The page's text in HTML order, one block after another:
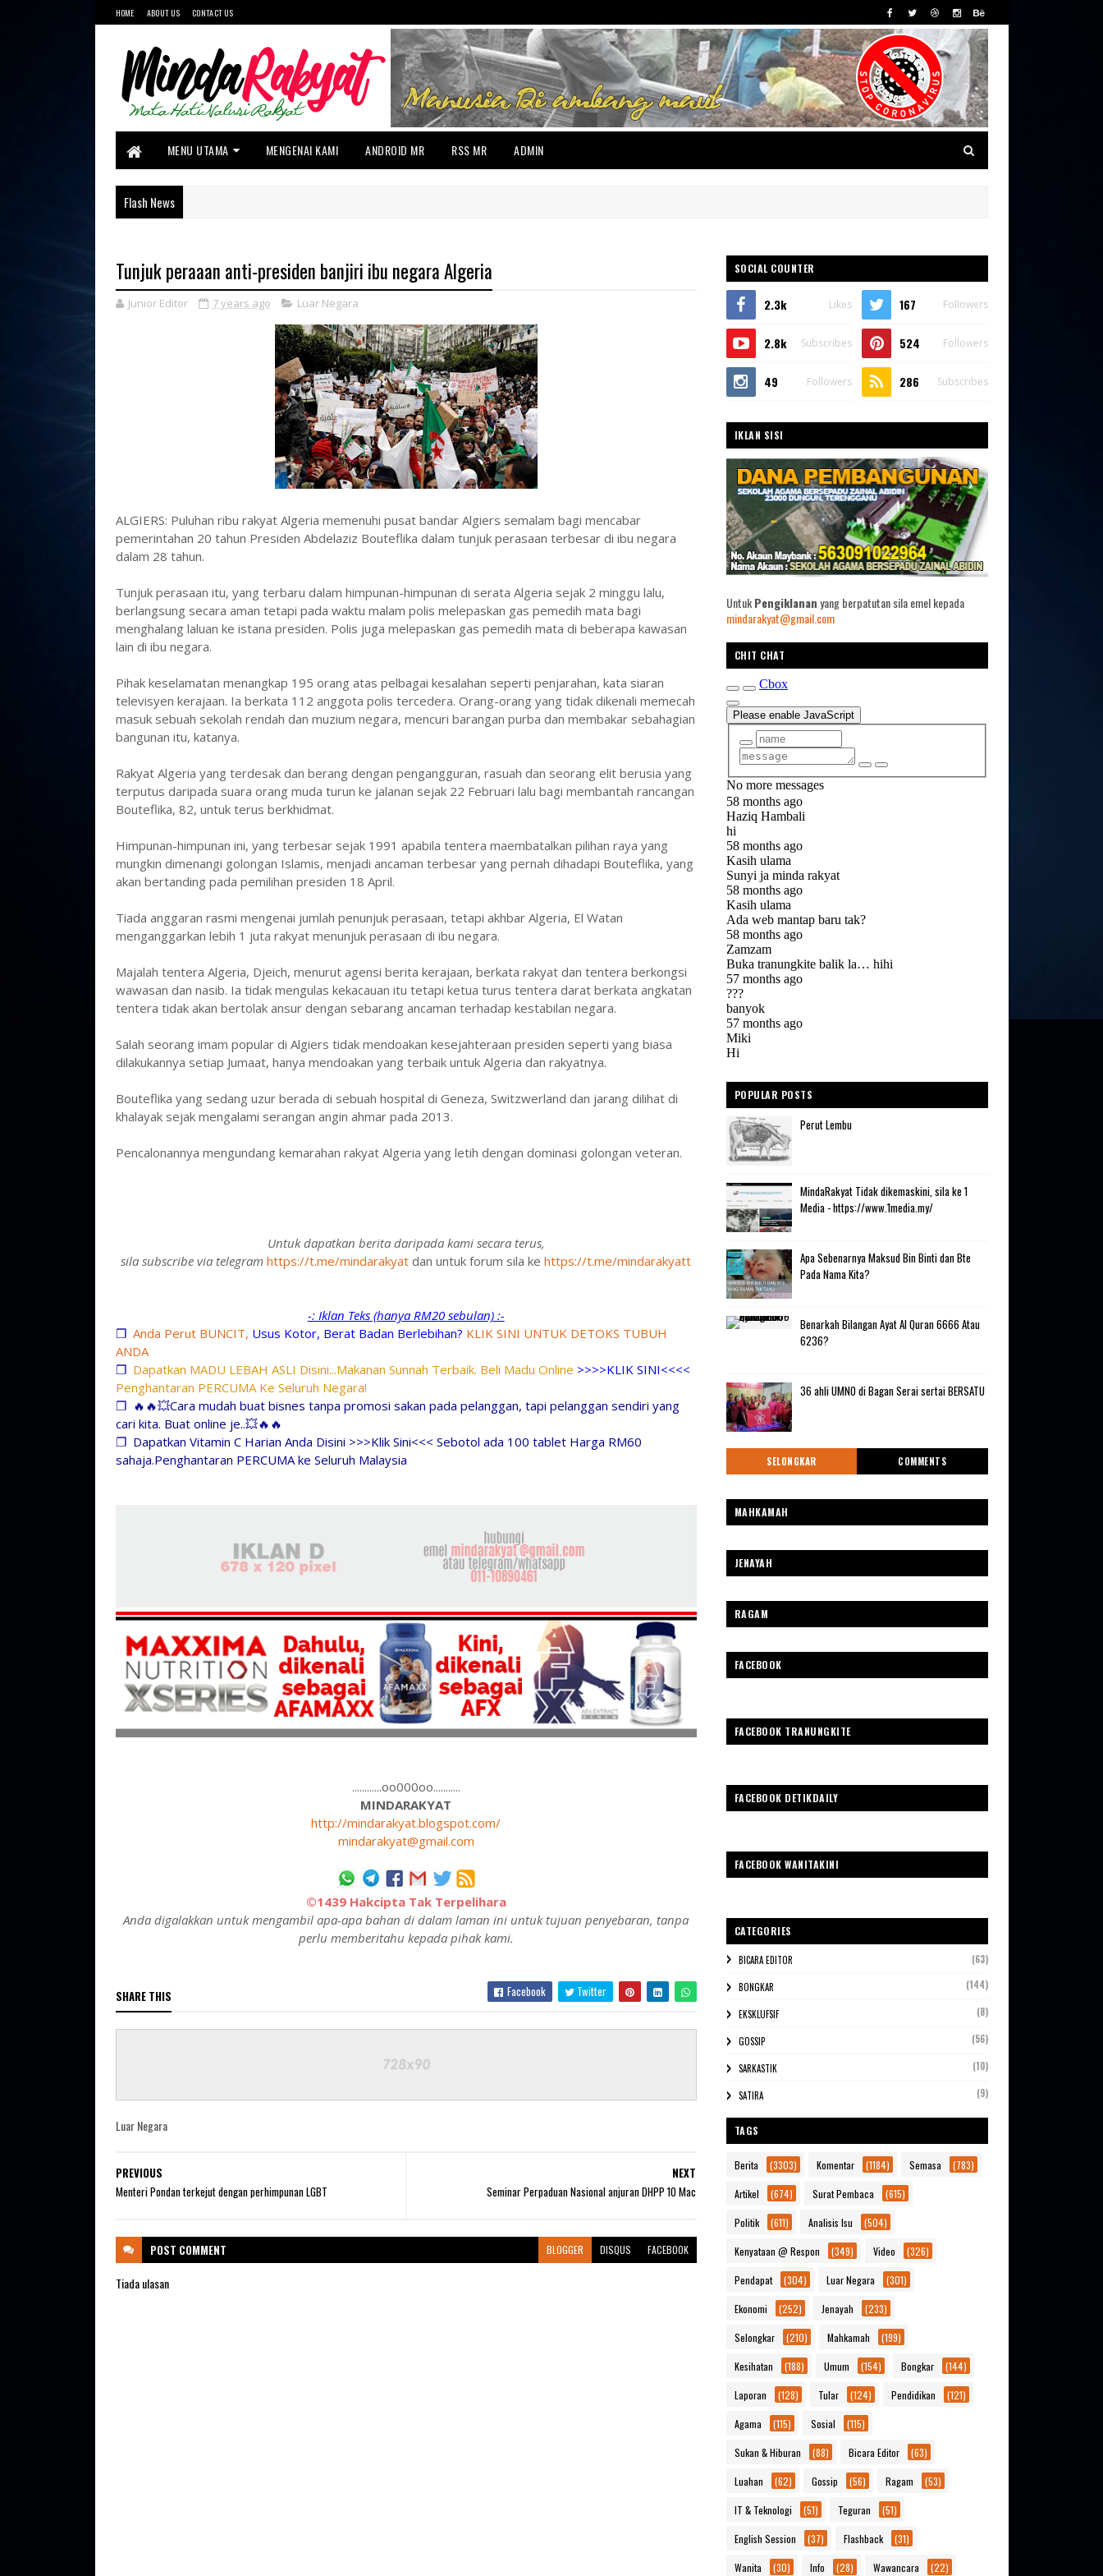
HOME ABOUT US CONTACT US
MENU UTAMA MENGENAI KAMI ANDROID MR RSS MR ADMIN
Flash News
Tunjuk peraaan anti-presiden banjiri ibu negara Algeria
Junior Editor 7 years ago Luar Negara
ALGIERS: Puluhan ribu rakyat Algeria memenuhi pusat bandar Algiers semalam bagi mencabar
pemerintahan 20 tahun Presiden Abdelaziz Bouteflika dalam tunjuk perasaan terbesar di ibu negara
dalam 28 tahun.
Tunjuk perasaan itu, yang terbaru dalam himpunan-himpunan di serata Algeria sejak 2 minggu lalu,
berlangsung secara aman tetapi pada waktu malam polis melepaskan gas pemedih mata bagi
menghalang laluan ke istana presiden. Polis juga melepaskan gas pemedih mata di beberapa kawasan
lain di ibu negara.
Pihak keselamatan menangkap 195 orang atas pelbagai kesalahan seperti penjarahan, kata siaran
televisyen kerajaan. Ia berkata 112 anggota polis tercedera. Orang-orang yang tidak dikenali memecah
masuk sebuah sekolah rendah dan muzium negara, mencuri barangan purba dan membakar sebahagian
bangunan itu, katanya.
Rakyat Algeria yang terdesak dan berang dengan pengangguran, rasuah dan seorang elit berusia yang
terputus daripada suara orang muda turun ke jalanan sejak 22 Februari lalu bagi membantah rancangan
Bouteflika, 82, untuk terus berkhidmat.
Himpunan-himpunan ini, yang terbesar sejak 1991 apabila tentera maembatalkan pilihan raya yang
mungkin dimenangi golongan Islamis, menjadi ancaman terbesar yang pernah dihadapi Bouteflika, yang
akan bertanding pada pemilihan presiden 18 April.
Tiada anggaran rasmi mengenai jumlah penunjuk perasaan, tetapi akhbar Algeria, El Watan
menganggarkan lebih 1 juta rakyat menunjuk perasaan di ibu negara.
Majalah tentera Algeria, Djeich, menurut agensi berita kerajaan, berkata rakyat dan tentera berkongsi
wawasan dan nasib. Ia tidak mengulas kekacauan itu tetapi ketua turus tentera darat berkata angkatan
tentera tidak akan bertolak ansur dengan sebarang ancaman terhadap kestabilan negara.
Salah seorang imam popular di Algiers tidak mendoakan kesejahteraan presiden seperti yang biasa
dilakukannya setiap Jumaat, hanya mendoakan yang terbaik untuk Algeria dan rakyatnya.
Bouteflika yang sedang uzur berada di sebuah hospital di Geneza, Switzwerland dan jarang dilihat di
khalayak sejak mengalami serangan angin ahmar pada 2013.
Pencalonannya mengundang kemarahan rakyat Algeria yang letih dengan dominasi golongan veteran.
Untuk dapatkan berita daripada kami secara terus,
sila subscribe via telegram https://t.me/mindarakyat dan untuk forum sila kehttps://t.me/mindarakyatt
-: Iklan Teks (hanya RM20 sebulan) :-
❐ Anda Perut BUNCIT, Usus Kotor, Berat Badan Berlebihan? KLIK SINI UNTUK DETOKS TUBUH
ANDA
❐ Dapatkan MADU LEBAH ASLI Disini...Makanan Sunnah Terbaik. Beli Madu Online >>>>KLIK SINI<<<<
Penghantaran PERCUMA Ke Seluruh Negara!
❐ 🔥🔥💥Cara mudah buat bisnes tanpa promosi sakan pada pelanggan, tapi pelanggan sendiri yang
cari kita. Buat online je..💥🔥🔥
❐ Dapatkan Vitamin C Harian Anda Disini >>>Klik Sini<<< Sebotol ada 100 tablet Harga RM60
sahaja.Penghantaran PERCUMA ke Seluruh Malaysia
............oo000oo...........
MINDARAKYAT
http://mindarakyat.blogspot.com/
mindarakyat@gmail.com
©1439 Hakcipta Tak Terpelihara
Anda digalakkan untuk mengambil apa-apa bahan di dalam laman ini untuk tujuan penyebaran, tanpa
perlu memberitahu kepada pihak kami.
SHARE THIS Facebook Twitter
Luar Negara
NEXT
Seminar Perpaduan Nasional anjuran DHPP 10 Mac
PREVIOUS
Menteri Pondan terkejut dengan perhimpunan LGBT
POST COMMENT BLOGGER DISQUS FACEBOOK
Tiada ulasan
SOCIAL COUNTER
2.3k Likes 167 Followers
2.8k Subscribes 524 Followers
49 Followers 286 Subscribes
IKLAN SISI
UntukPengiklananyang berpatutan sila emel kepada
mindarakyat@gmail.com
CHIT CHAT
POPULAR POSTS
Perut Lembu
MindaRakyat Tidak dikemaskini, sila ke 1
Media - https://www.1media.my/
Apa Sebenarnya Maksud Bin Binti dan Bte
Pada Nama Kita?
Benarkah Bilangan Ayat Al Quran 6666 Atau
6236?
36 ahli UMNO di Bagan Serai sertai BERSATU
SELONGKAR COMMENTS
MAHKAMAH
JENAYAH
RAGAM
FACEBOOK
FACEBOOK TRANUNGKITE
FACEBOOK DETIKDAILY
FACEBOOK WANITAKINI
CATEGORIES
BICARA EDITOR (63)
BONGKAR (144)
EKSKLUFSIF (8)
GOSSIP (56)
SARKASTIK (10)
SATIRA (9)
TAGS
Berita (3303) Komentar (1184) Semasa (783)
Artikel (674) Surat Pembaca (615)
Politik (611) Analisis Isu (504)
Kenyataan @ Respon (349) Video (326)
Pendapat (304) Luar Negara (301)
Ekonomi (252) Jenayah (233)
Selongkar (210) Mahkamah (199)
Kesihatan (188) Umum (154) Bongkar (144)
Laporan (128) Tular (124) Pendidikan (121)
Agama (115) Sosial (115)
Sukan & Hiburan (88) Bicara Editor (63)
Luahan (62) Gossip (56) Ragam (53)
IT & Teknologi (51) Teguran (51)
English Session (37) Flashback (31)
Wanita (30) Info (28) Wawancara (22)